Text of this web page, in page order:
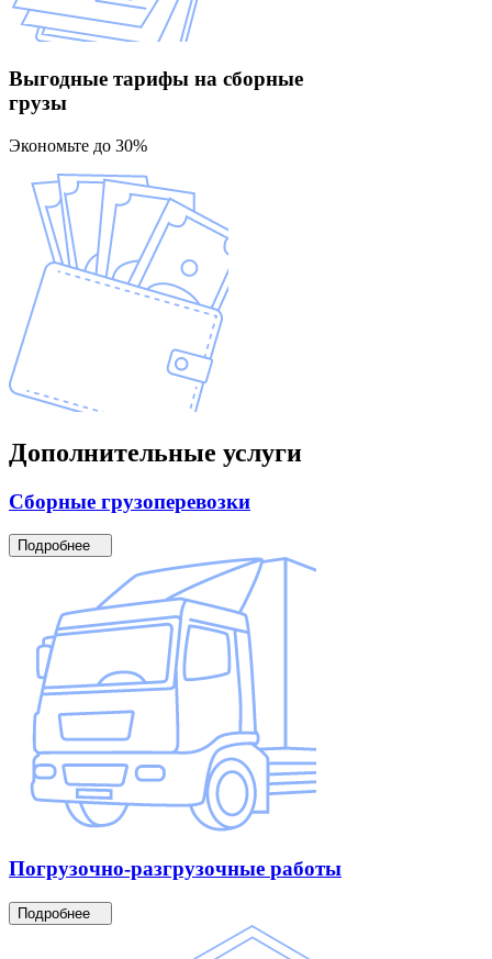
Выгодные тарифы на сборные
грузы
Экономьте до 30%
Дополнительные услуги
Сборные грузоперевозки
Подробнее
Погрузочно-разгрузочные работы
Подробнее